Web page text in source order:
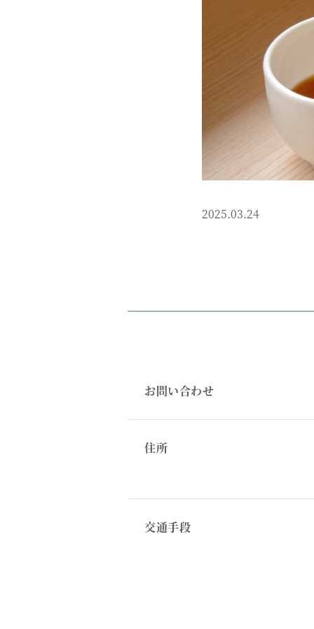
2025.03.24
お問い合わせ
住所
交通手段